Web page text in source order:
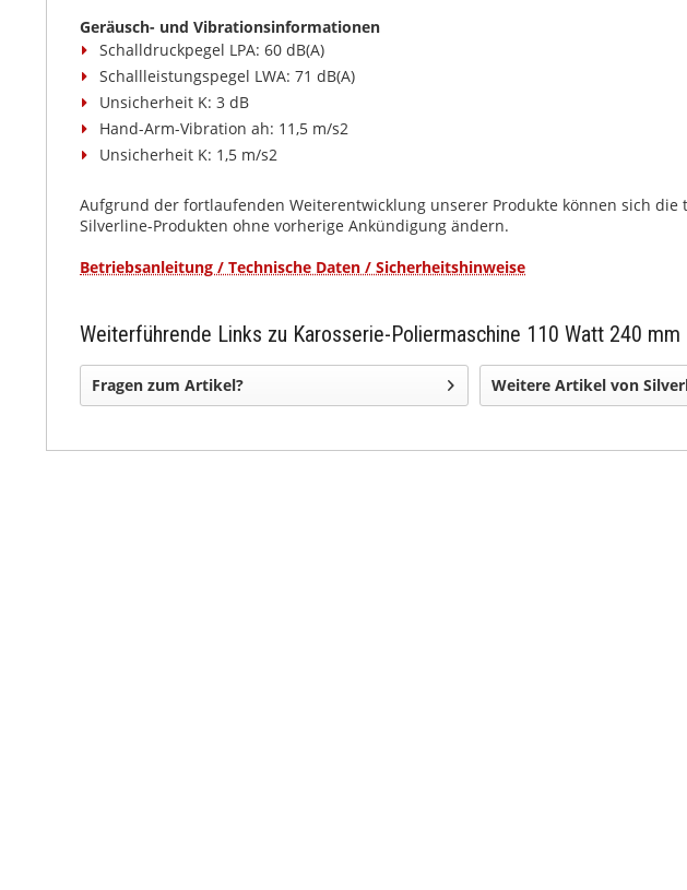
Geräusch- und Vibrationsinformationen
Schalldruckpegel LPA: 60 dB(A)
Schallleistungspegel LWA: 71 dB(A)
Unsicherheit K: 3 dB
Hand-Arm-Vibration ah: 11,5 m/s2
Unsicherheit K: 1,5 m/s2
Aufgrund der fortlaufenden Weiterentwicklung unserer Produkte können sich die
Silverline-Produkten ohne vorherige Ankündigung ändern.
Betriebsanleitung / Technische Daten / Sicherheitshinweise
Weiterführende Links zu Karosserie-Poliermaschine 110 Watt 240 mm
Fragen zum Artikel? Weitere Artikel von